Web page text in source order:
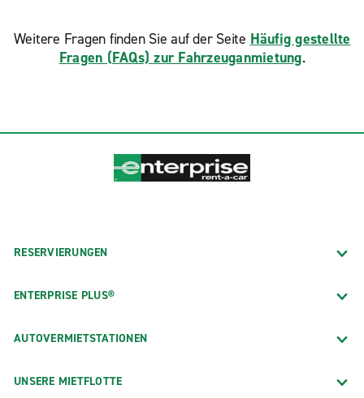
Weitere Fragen finden Sie auf der Seite Häufig gestellte
Fragen (FAQs) zur Fahrzeuganmietung.
RESERVIERUNGEN
ENTERPRISE PLUS®
AUTOVERMIETSTATIONEN
UNSERE MIETFLOTTE